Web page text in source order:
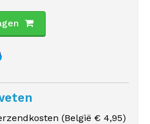
(België € 4,95)